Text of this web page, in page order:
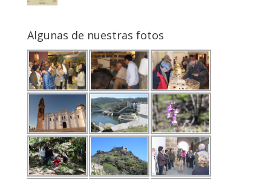
Algunas de nuestras fotos